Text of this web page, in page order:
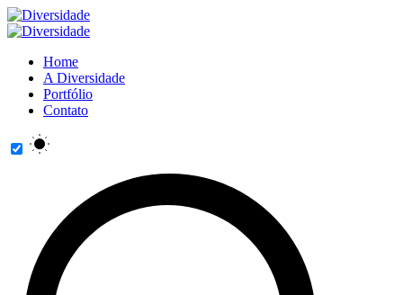
Home
A Diversidade
Portfólio
Contato